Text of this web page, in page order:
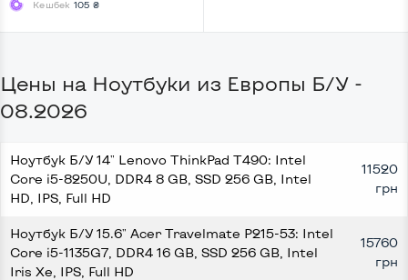
Кешбек 105 ₴
Цены на Ноутбуки из Европы Б/У -
08.2026
Ноутбук Б/У 14" Lenovo ThinkPad T490: Intel
Core i5-8250U, DDR4 8 GB, SSD 256 GB, Intel
HD, IPS, Full HD
11520
грн
Ноутбук Б/У 15.6" Acer Travelmate P215-53: Intel
Core i5-1135G7, DDR4 16 GB, SSD 256 GB, Intel
Iris Xe, IPS, Full HD
15760
грн